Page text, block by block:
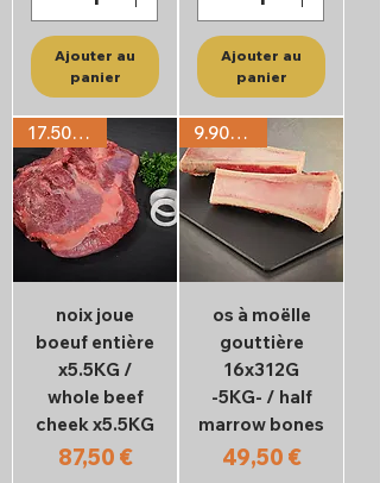
Ajouter au
panier
Ajouter au
panier
17.50€/KG
noix joue
boeuf entière
x5.5KG /
whole beef
cheek x5.5KG
Prix
87,50 €
9.90€/KG
os à moëlle
gouttière
16x312G
-5KG- / half
marrow bones
Prix
49,50 €